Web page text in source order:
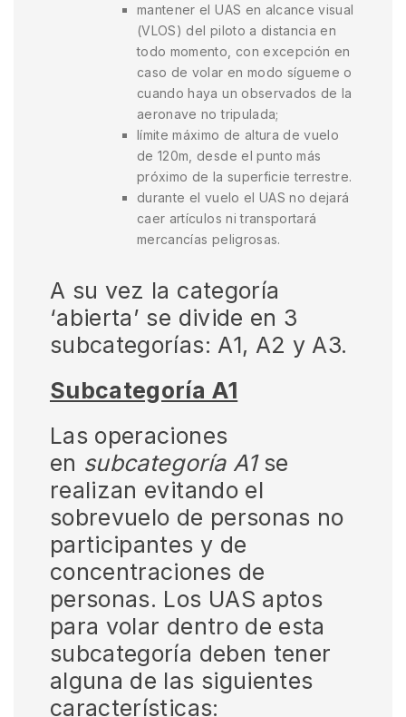
mantener el UAS en alcance visual
(VLOS) del piloto a distancia en
todo momento, con excepción en
caso de volar en modo sígueme o
cuando haya un observados de la
aeronave no tripulada;
límite máximo de altura de vuelo
de 120m, desde el punto más
próximo de la superficie terrestre.
durante el vuelo el UAS no dejará
caer artículos ni transportará
mercancías peligrosas.
A su vez la categoría
‘abierta’ se divide en 3
subcategorías: A1, A2 y A3.
Subcategoría A1
Las operaciones
en subcategoría A1se
realizan evitando el
sobrevuelo de personas no
participantes y de
concentraciones de
personas. Los UAS aptos
para volar dentro de esta
subcategoría deben tener
alguna de las siguientes
características: